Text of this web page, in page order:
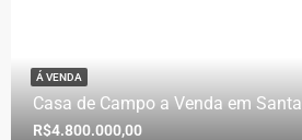
Casa de Campo a Venda em
R$4.800.000,00
Á VENDA